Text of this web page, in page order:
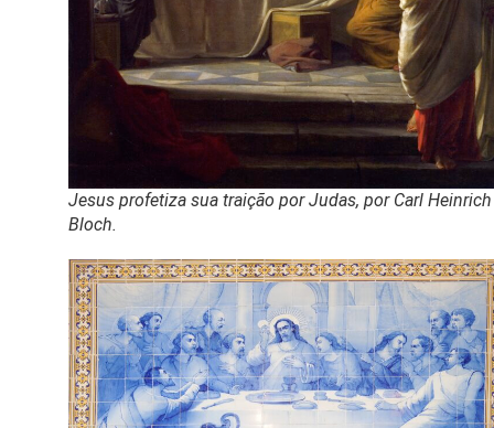
Jesus profetiza sua traição por Judas, por Carl Heinrich
Bloch.